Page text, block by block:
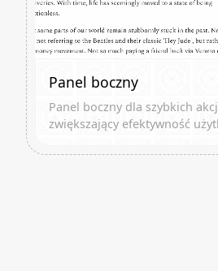
Panel boczny
Panel boczny dla szybkich
zwiększający efektywność